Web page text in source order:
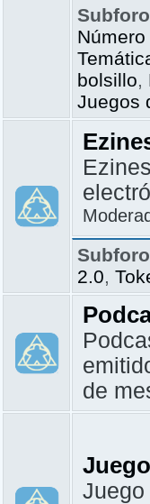
bolsillo,
Juegos
2.0,
de